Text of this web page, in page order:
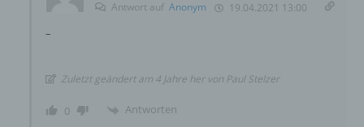
Antwort auf Anonym 19.04.2021 13:00
–
Zuletzt geändert am 4 Jahre her von Paul Stelzer
0 Antworten
Verantwortlichen
Verantwortlicher im Sinne der Datenschutz-